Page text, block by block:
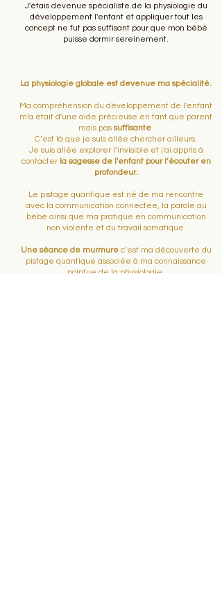
J'étais devenue spécialiste de la physiologie du
développement l'enfant et appliquer tout les
concept ne fut pas suffisant pour que mon bébé
puisse dormir sereinement.​
La physiologie globale est devenue ma spécialité.
Ma compréhension du développement de l'enfant
m'a était d'une aide précieuse en tant que parent
mais pas suffisante.
C’est là que je suis allée chercher ailleurs.
Je suis allée explorer l’invisible et j'ai appris à
contacter la sagesse de l'enfant pour l’écouter en
profondeur.
Le pistage quantique est né de ma rencontre
avec la communication connectée, la parole au
bébé ainsi que ma pratique en communication
non violente et du travail somatique.
Une séance de murmurec’est ma découverte du
pistage quantique associée à ma connaissance
pointue de la physiologie.